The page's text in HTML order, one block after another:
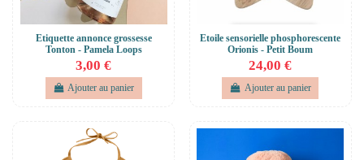
Etiquette annonce grossesse
Tonton - Pamela Loops
3,00 €
Ajouter au panier
Etoile sensorielle phosphorescente
Orionis - Petit Boum
24,00 €
Ajouter au panier